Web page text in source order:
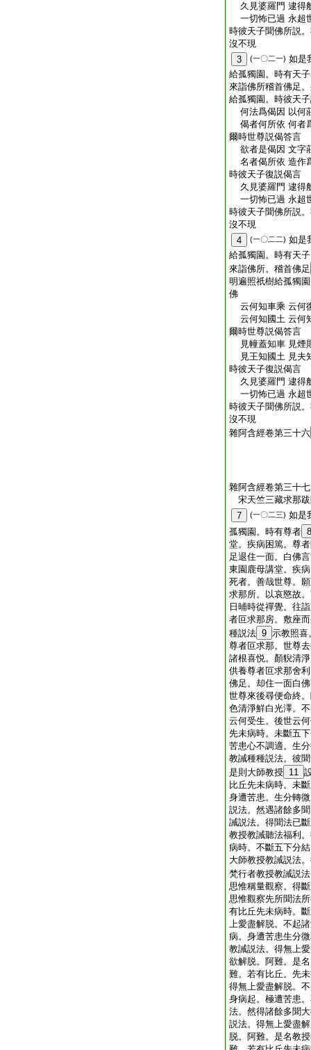
久見婆羅門 逮得
一切怖已過 永超
時彼天子聞佛所説
沒不現
3
(一〇二一) 如是
給孤獨園。時有天
來詣佛所稽首佛足
給孤獨園。時彼天
何法爲偈因 以何
偈者何所依 何者
爾時世尊説偈答言
欲者是偈因 文字
名者偈所依 造作
時彼天子復説偈言
久見婆羅門 逮得
一切怖已過 永超
時彼天子聞佛所説
沒不現
4
(一〇二二) 如是
給孤獨園。時有天
來詣佛所。稽首佛足
明遍照祇樹給孤獨
佛
云何知車乘 云何
云何知國土 云何
爾時世尊説偈答言
見幢蓋知車 見煙
見王知國土 見夫
時彼天子復説偈言
久見婆羅門 逮得
一切怖已過 永超
時彼天子聞佛所説
沒不現
雜阿含經卷第三十六
雜阿含經卷第三十七
宋天竺三藏求那
7
(一〇二三) 如是
孤獨園。時有尊者 8
堂。疾病困篤。尊
足退住一面。白佛
東園鹿母講堂。疾
死者。善哉世尊。
求那所。以哀愍故
日晡時從禪覺。往
者叵求那房。敷座
種説法 9 示教照喜
尊者叵求那。世尊
諸根喜悦。顏貎清
供養尊者叵求那舍
佛足。却住一面白
世尊來後尋便命終
色清淨鮮白光澤。
云何受生。後世云
先未病時。未斷五
苦患心不調適。生
教誡種種説法。彼
是則大師教授 11
比丘先未病時。未
身遭苦患。生分轉
説法。然遇諸餘多
誡説法。得聞法已
教授教誡聽法福利
病時。不斷五下分
大師教授教誡説法
梵行者教授教誡説
思惟稱量觀察。得
思惟觀察先所聞法
有比丘先未病時。
上愛盡解脱。不起
病。身遭苦患生分
教誡説法。得無上
欲解脱。阿難。是
難。若有比丘。先
得無上愛盡解脱。
身病起。極遭苦患
法。然得諸餘多聞
説法。得無上愛盡
脱。阿難。是名教